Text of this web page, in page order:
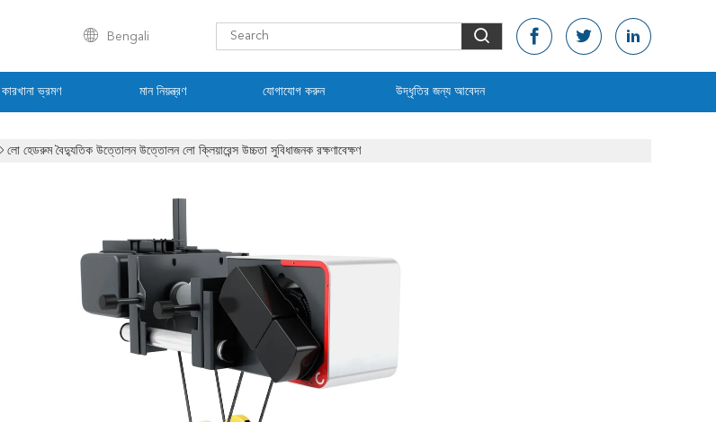
Bengali
কারখানা ভ্রমণ মান নিয়ন্ত্রণ যোগাযোগ করুন উদ্ধৃতির জন্য আবেদন
লো হেডরুম বৈদ্যুতিক উত্তোলন উত্তোলন লো ক্লিয়ারেন্স উচ্চতা সুবিধাজনক রক্ষণাবেক্ষণ